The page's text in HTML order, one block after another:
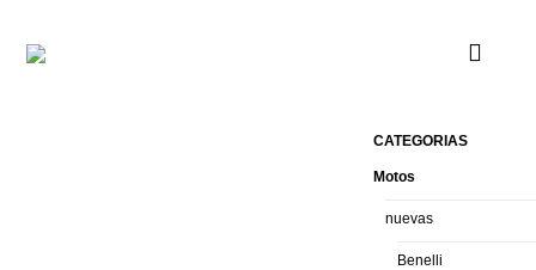
CATEGORIAS
Motos
nuevas
Benelli